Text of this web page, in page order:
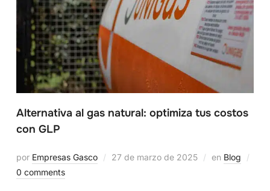
Alternativa al gas natural: optimiza tus costos
con GLP
por Empresas Gasco 27 de marzo de 2025 en Blog
0 comments